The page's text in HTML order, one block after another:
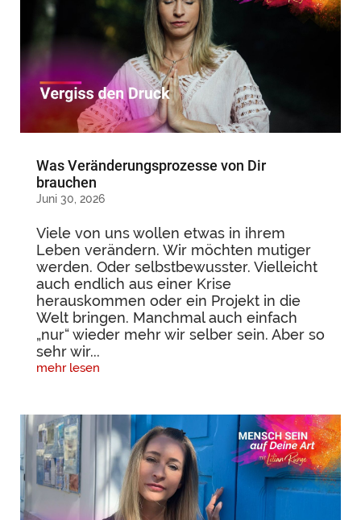
Was Veränderungsprozesse von Dir
brauchen
Juni 30, 2026
Viele von uns wollen etwas in ihrem
Leben verändern. Wir möchten mutiger
werden. Oder selbstbewusster. Vielleicht
auch endlich aus einer Krise
herauskommen oder ein Projekt in die
Welt bringen. Manchmal auch einfach
„nur“ wieder mehr wir selber sein. Aber so
sehr wir...
mehr lesen